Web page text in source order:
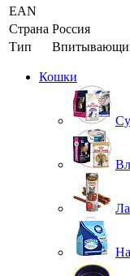
EAN
Страна Россия
Тип
Кошки